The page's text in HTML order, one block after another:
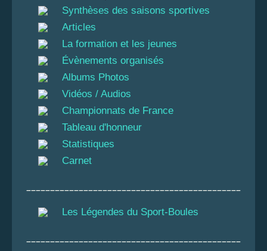
Synthèses des saisons sportives
Articles
La formation et les jeunes
Évènements organisés
Albums Photos
Vidéos / Audios
Championnats de France
Tableau d'honneur
Statistiques
Carnet
Les Légendes du Sport-Boules